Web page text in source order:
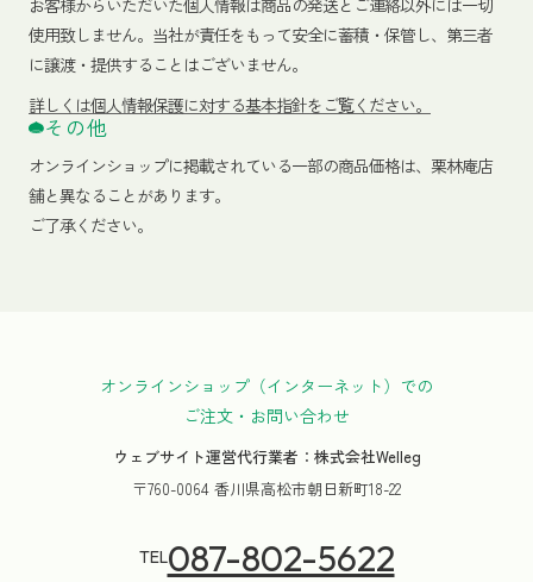
使用致しません。当社が責任をもって安全に蓄積・保管し、第三者
に譲渡・提供することはございません。
詳しくは個人情報保護に対する基本指針をご覧ください。
その他
オンラインショップに掲載されている一部の商品価格は、栗林庵店
舗と異なることがあります。
ご了承ください。
オンラインショップ（インターネット）での
ご注文・お問い合わせ
ウェブサイト運営代行業者：株式会社Welleg
〒760-0064 香川県高松市朝日新町18-22
TEL087-802-5622